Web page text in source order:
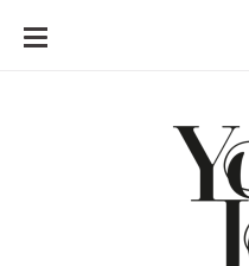
SKIP